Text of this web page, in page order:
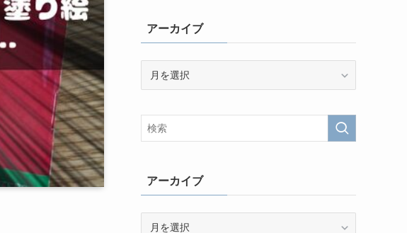
アーカイブ
イ
ブ
アーカイブ